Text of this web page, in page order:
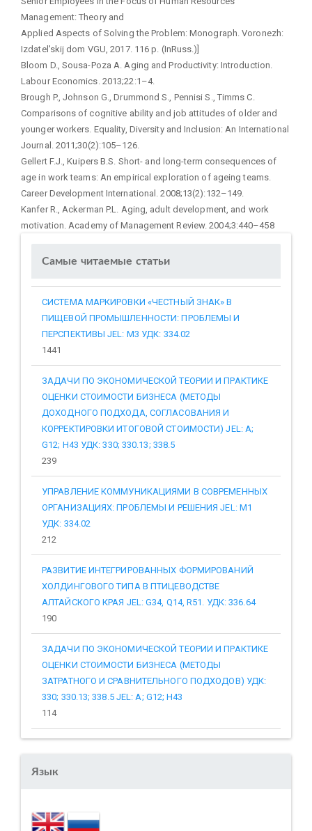
Management: Theory and
Applied Aspects of Solving the Problem: Monograph. Voronezh:
Izdatel'skij dom VGU, 2017. 116 p. (InRuss.)]
Bloom D., Sousa-Poza A. Aging and Productivity: Introduction.
Labour Economics. 2013;22:1–4.
Brough P., Johnson G., Drummond S., Pennisi S., Timms C.
Comparisons of cognitive ability and job attitudes of older and
younger workers. Equality, Diversity and Inclusion: An International
Journal. 2011;30(2):105–126.
Gellert F.J., Kuipers B.S. Short- and long-term consequences of
age in work teams: An empirical exploration of ageing teams.
Career Development International. 2008;13(2):132–149.
Kanfer R., Ackerman P.L. Aging, adult development, and work
motivation. Academy of Management Review. 2004;3:440–458
Самые читаемые статьи
СИСТЕМА МАРКИРОВКИ «ЧЕСТНЫЙ ЗНАК» В
ПИЩЕВОЙ ПРОМЫШЛЕННОСТИ: ПРОБЛЕМЫ И
ПЕРСПЕКТИВЫ JEL: M3 УДК: 334.02
1441
ЗАДАЧИ ПО ЭКОНОМИЧЕСКОЙ ТЕОРИИ И ПРАКТИКЕ
ОЦЕНКИ СТОИМОСТИ БИЗНЕСА (МЕТОДЫ
ДОХОДНОГО ПОДХОДА, СОГЛАСОВАНИЯ И
КОРРЕКТИРОВКИ ИТОГОВОЙ СТОИМОСТИ) JEL: A;
G12; H43 УДК: 330; 330.13; 338.5
239
УПРАВЛЕНИЕ КОММУНИКАЦИЯМИ В СОВРЕМЕННЫХ
ОРГАНИЗАЦИЯХ: ПРОБЛЕМЫ И РЕШЕНИЯ JEL: M1
УДК: 334.02
212
РАЗВИТИЕ ИНТЕГРИРОВАННЫХ ФОРМИРОВАНИЙ
ХОЛДИНГОВОГО ТИПА В ПТИЦЕВОДСТВЕ
АЛТАЙСКОГО КРАЯ JEL: G34, Q14, R51. УДК: 336.64
190
ЗАДАЧИ ПО ЭКОНОМИЧЕСКОЙ ТЕОРИИ И ПРАКТИКЕ
ОЦЕНКИ СТОИМОСТИ БИЗНЕСА (МЕТОДЫ
ЗАТРАТНОГО И СРАВНИТЕЛЬНОГО ПОДХОДОВ) УДК:
330; 330.13; 338.5 JEL: A; G12; H43
114
Язык